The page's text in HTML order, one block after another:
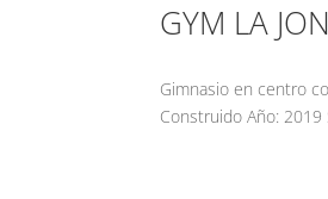
GYM LA
Gimnasio en centro
Construido Año: